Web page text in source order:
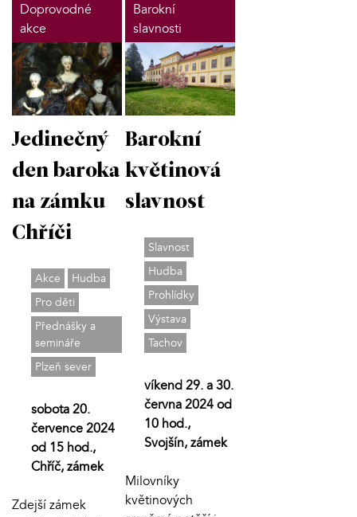
Doprovodné
akce
Jedinečný
den baroka
na zámku
Chříči
Akce
Hudba
Pro děti
Přednášky a
semináře
Plzeň sever
sobota 20.
července 2024
od 15 hod.,
Chříč, zámek
Zdejší zámek
Barokní
slavnosti
Barokní
květinová
slavnost
Slavnost
Hudba
Prohlídky
Výstava
Tachov
víkend 29. a 30.
června 2024 od
10 hod.,
Svojšín, zámek
Milovníky
květinových